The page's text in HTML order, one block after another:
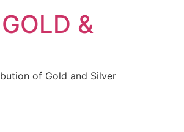
&
of Gold and Silver